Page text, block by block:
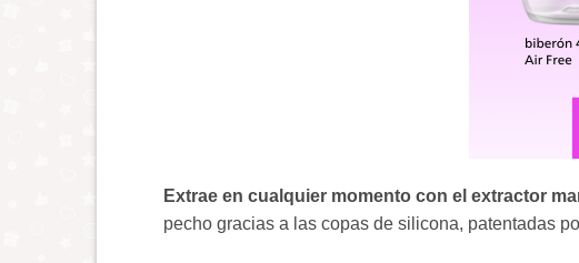
Extrae en cualquier momento con el extractor
pecho gracias a las copas de silicona, patentadas